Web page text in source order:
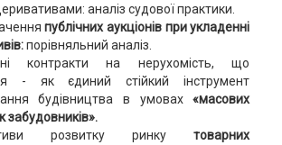
аналіз судової практики.
публічних аукціонів при укладенні
порівняльний аналіз.
контракти на нерухомість, що
- як єдиний стійкий інструмент
будівництва в умовах«масових
забудовників».
розвитку ринкутоварних